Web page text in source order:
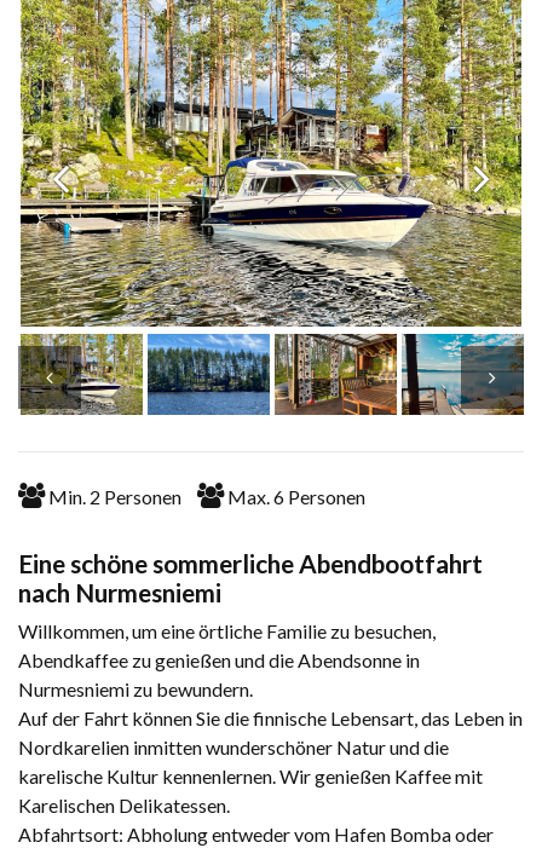
Min. 2 Personen Max. 6 Personen
Eine schöne sommerliche Abendbootfahrt
nach Nurmesniemi
Willkommen, um eine örtliche Familie zu besuchen,
Abendkaffee zu genießen und die Abendsonne in
Nurmesniemi zu bewundern.
Auf der Fahrt können Sie die finnische Lebensart, das Leben in
Nordkarelien inmitten wunderschöner Natur und die
karelische Kultur kennenlernen. Wir genießen Kaffee mit
Karelischen Delikatessen.
Abfahrtsort: Abholung entweder vom Hafen Bomba oder